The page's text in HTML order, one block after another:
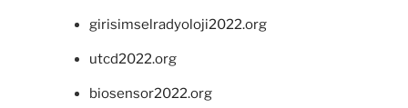
girisimselradyoloji2022.org
utcd2022.org
biosensor2022.org